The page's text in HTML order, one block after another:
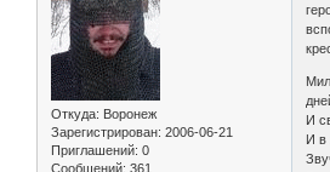
Откуда: Воронеж
Зарегистрирован: 2006-06-21
Приглашений: 0
Сообщений: 361
И
И в